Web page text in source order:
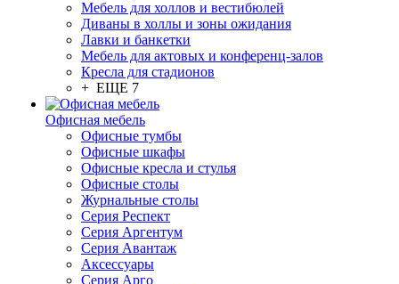
Мебель для холлов и вестибюлей
Диваны в холлы и зоны ожидания
Лавки и банкетки
Мебель для актовых и конференц-залов
Кресла для стадионов
+ ЕЩЕ 7
Офисная мебель
Офисные тумбы
Офисные шкафы
Офисные кресла и стулья
Офисные столы
Журнальные столы
Серия Респект
Серия Аргентум
Серия Авантаж
Аксессуары
Серия Арго